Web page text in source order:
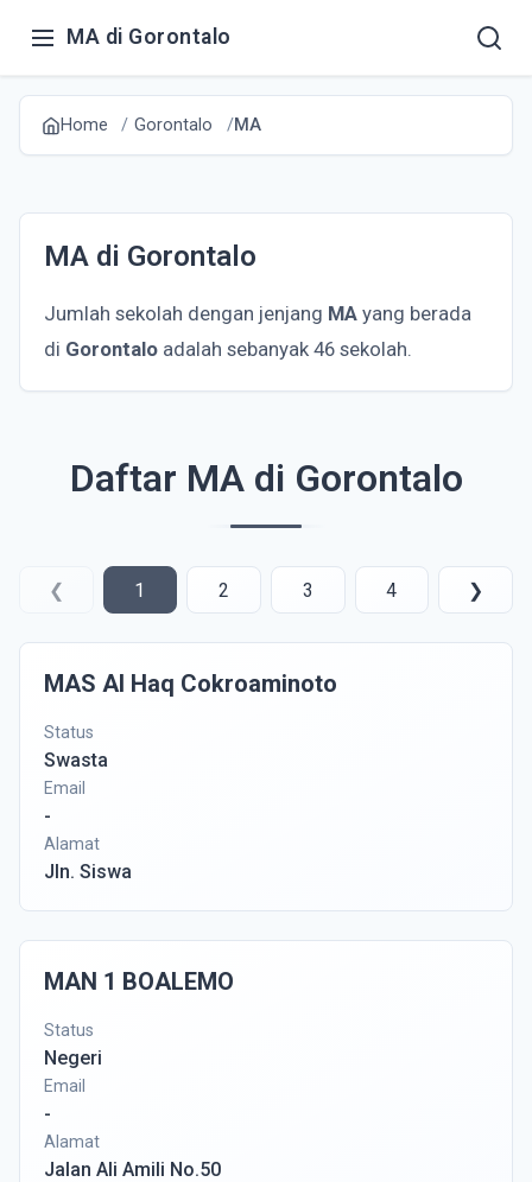
MA di Gorontalo
Home Gorontalo MA
MA di Gorontalo
Jumlah sekolah dengan jenjang MA yang berada
di Gorontalo adalah sebanyak 46 sekolah.
Daftar MA di Gorontalo
❮ 1 2 3 4 ❯
MAS Al Haq Cokroaminoto
Status
Swasta
Email
-
Alamat
Jln. Siswa
MAN 1 BOALEMO
Status
Negeri
Email
-
Alamat
Jalan Ali Amili No.50